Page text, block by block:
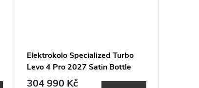
Elektrokolo Specialized Turbo
Levo 4 Pro 2027 Satin Bottle
Green / Silver Dust
304 990 Kč